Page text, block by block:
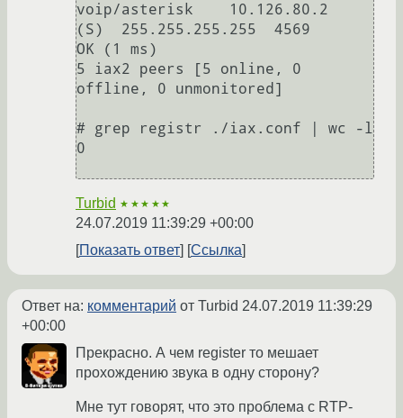
voip/asterisk    10.126.80.2
(S)  255.255.255.255  4569
OK (1 ms)
5 iax2 peers [5 online, 0
offline, 0 unmonitored]
# grep registr ./iax.conf | wc -l
0
Turbid ★★★★★
24.07.2019 11:39:29 +00:00
Показать ответ
Ссылка
Ответ на: комментарий от Turbid 24.07.2019 11:39:29
+00:00
Прекрасно. А чем register то мешает
прохождению звука в одну сторону?
Мне тут говорят, что это проблема с RTP-